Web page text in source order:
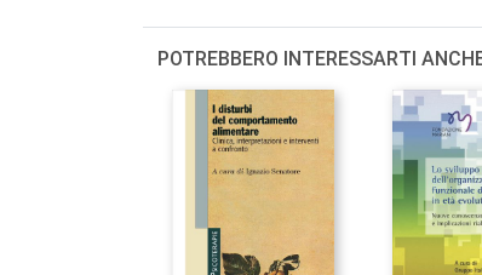
POTREBBERO INTERESSARTI